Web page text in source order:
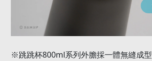
※跳跳杯800ml系列外膽採一體無縫成型